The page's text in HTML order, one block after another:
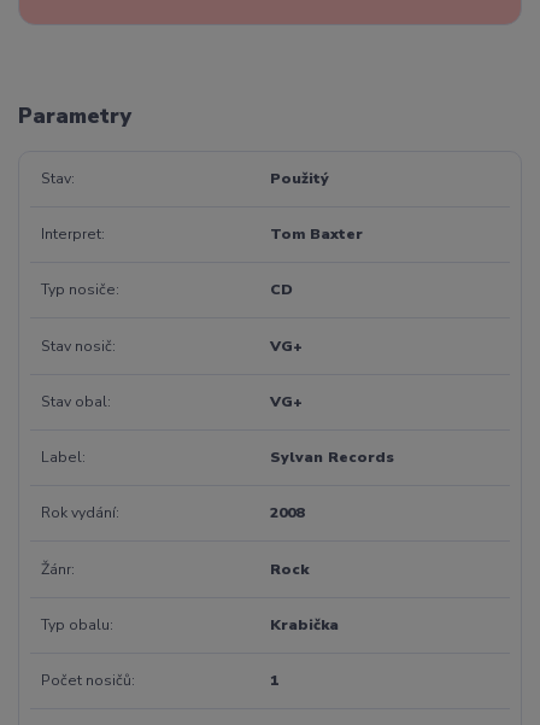
Parametry
Stav Použitý
Interpret Tom Baxter
Typ nosiče CD
Stav nosič VG+
Stav obal VG+
Label Sylvan Records
Rok vydání 2008
Žánr Rock
Typ obalu Krabička
Počet nosičů 1